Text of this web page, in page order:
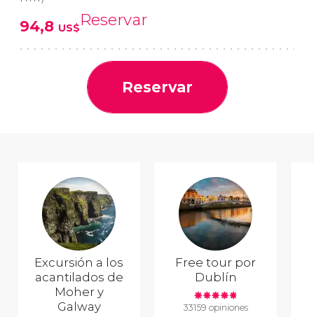
94,8 US$Reservar
Reservar
Excursión a los
acantilados de
Moher y
Galway
Free tour por
Dublín
33159 opiniones